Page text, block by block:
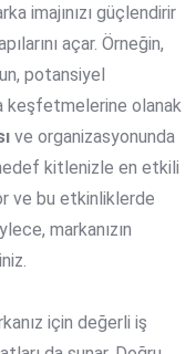
imajınızı güçlendirir
açar. Örneğin,
potansiyel
keşfetmelerine olanak
ve organizasyonunda
kitlenizle en etkili
ve bu etkinliklerde
markanızın
için değerli iş